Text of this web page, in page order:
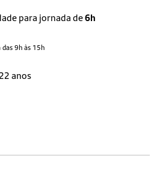
para jornada de6h
das 9h às 15h
anos